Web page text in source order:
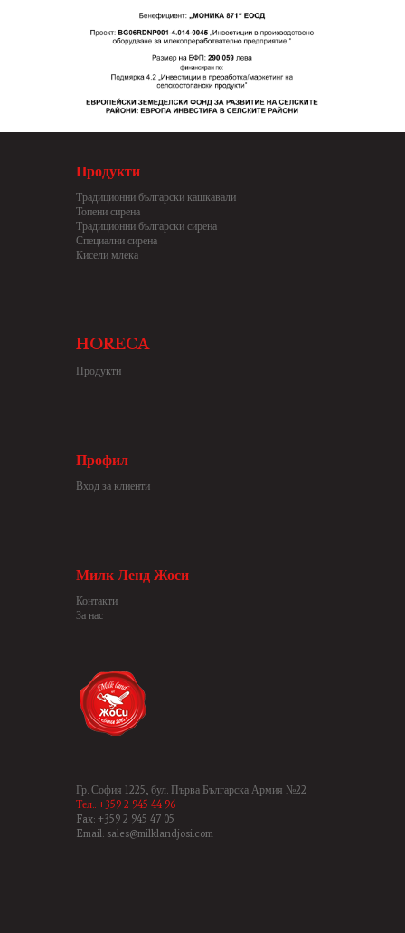
Продукти
Традиционни български кашкавали
Топени сирена
Традиционни български сирена
Специални сирена
Кисели млека
HORECA
Продукти
Профил
Вход за клиенти
Милк Ленд Жоси
Контакти
За нас
Гр. София 1225, бул. Първа Българска Армия №22
Тел.: +359 2 945 44 96
Fax: +359 2 945 47 05
Email: sales@milklandjosi.com